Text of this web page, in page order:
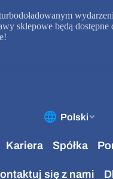
sklepowe będą